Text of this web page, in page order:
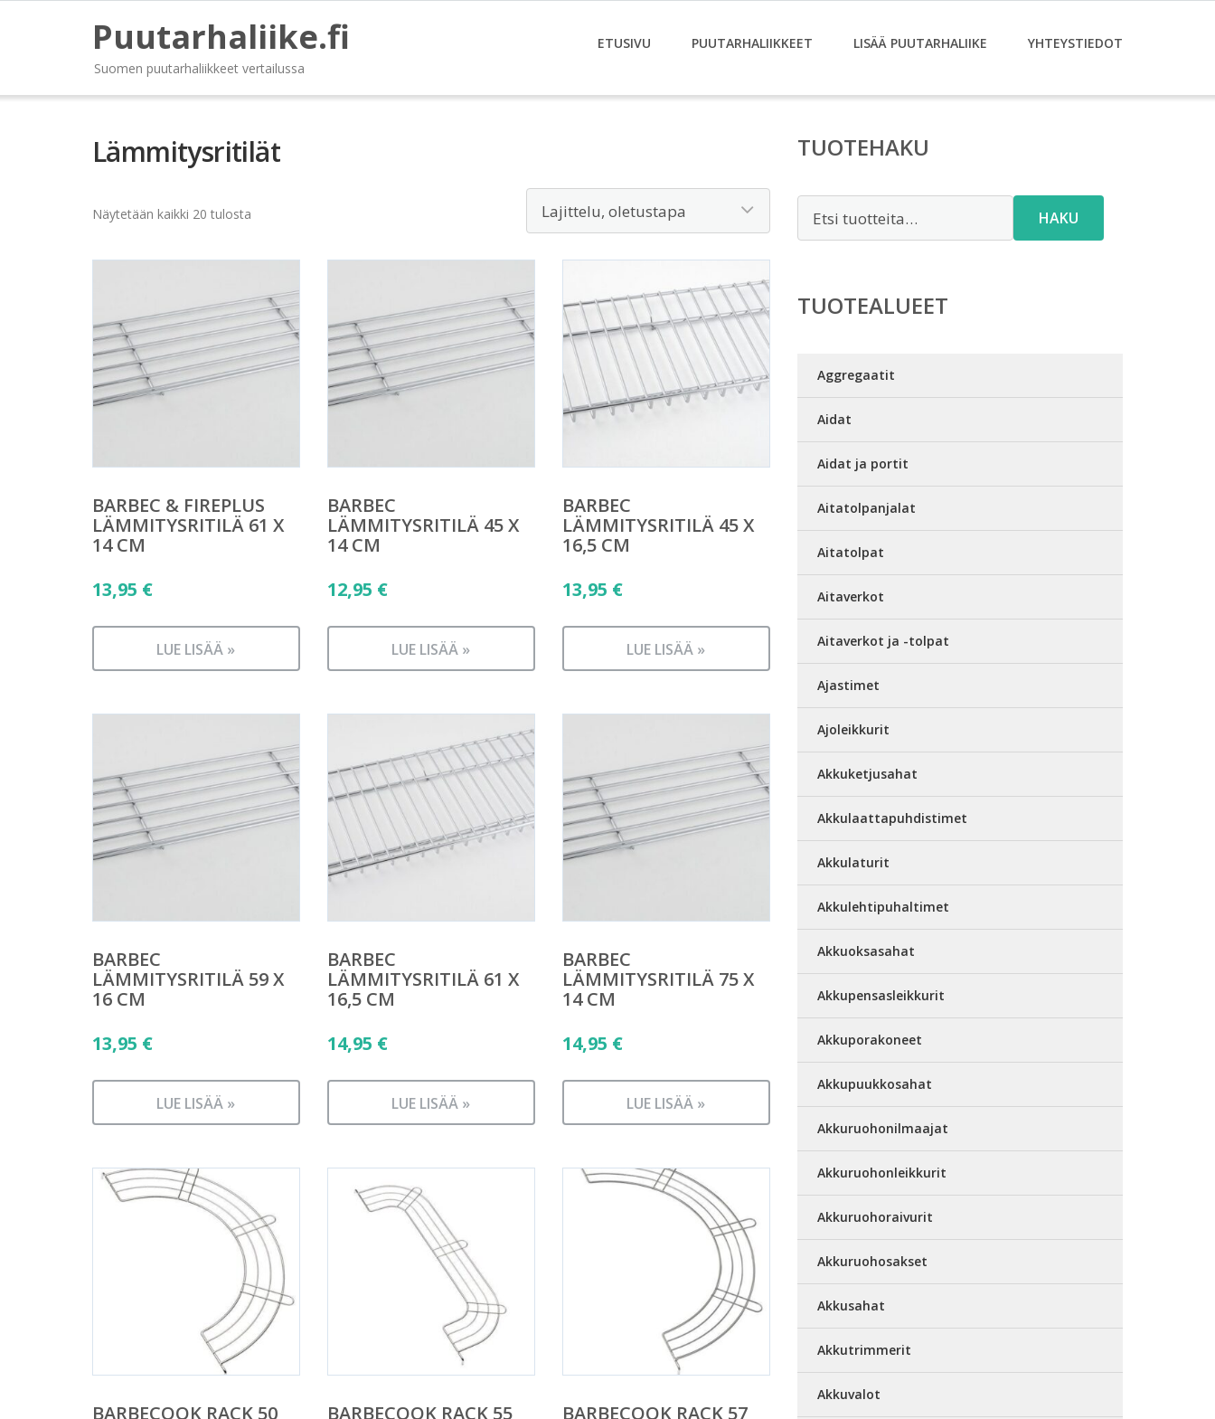
Puutarhaliike.fi
Suomen puutarhaliikkeet vertailussa
ETUSIVU PUUTARHALIIKKEET LISÄÄ PUUTARHALIIKE YHTEYSTIEDOT
Lämmitysritilät
Näytetään kaikki 20 tulosta
BARBEC & FIREPLUS
LÄMMITYSRITILÄ 61 X
14 CM
13,95 €
LUE LISÄÄ »
BARBEC
LÄMMITYSRITILÄ 45 X
14 CM
12,95 €
LUE LISÄÄ »
BARBEC
LÄMMITYSRITILÄ 45 X
16,5 CM
13,95 €
LUE LISÄÄ »
BARBEC
LÄMMITYSRITILÄ 59 X
16 CM
13,95 €
LUE LISÄÄ »
BARBEC
LÄMMITYSRITILÄ 61 X
16,5 CM
14,95 €
LUE LISÄÄ »
BARBEC
LÄMMITYSRITILÄ 75 X
14 CM
14,95 €
LUE LISÄÄ »
BARBECOOK RACK 50
BARBECOOK RACK 55
BARBECOOK RACK 57
TUOTEHAKU
HAKU
TUOTEALUEET
Aggregaatit
Aidat
Aidat ja portit
Aitatolpanjalat
Aitatolpat
Aitaverkot
Aitaverkot ja -tolpat
Ajastimet
Ajoleikkurit
Akkuketjusahat
Akkulaattapuhdistimet
Akkulaturit
Akkulehtipuhaltimet
Akkuoksasahat
Akkupensasleikkurit
Akkuporakoneet
Akkupuukkosahat
Akkuruohonilmaajat
Akkuruohonleikkurit
Akkuruohoraivurit
Akkuruohosakset
Akkusahat
Akkutrimmerit
Akkuvalot